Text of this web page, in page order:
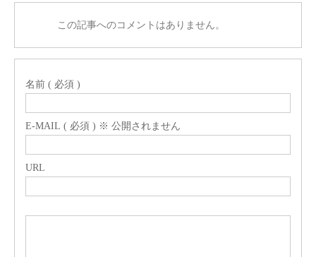
この記事へのコメントはありません。
名前 ( 必須 )
E-MAIL ( 必須 ) ※ 公開されません
URL